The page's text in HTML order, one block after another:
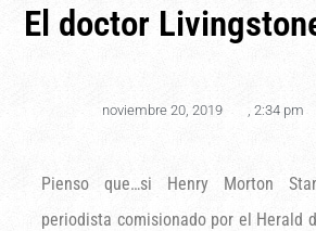
El doctor
noviembre 20, 2019 2:34 pm
Pienso que…si Henry Morton
periodista comisionado por el Herald